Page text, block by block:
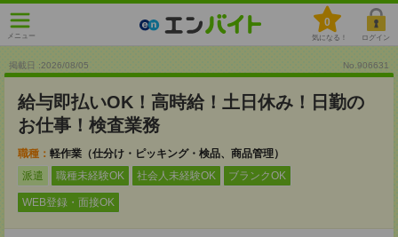
メニュー
0
気になる！ ログイン
掲載日 :2026/08/05 No.906631
給与即払いOK！高時給！土日休み！日勤の
お仕事！検査業務
職種： 軽作業（仕分け・ピッキング・検品、商品管理）
派遣
職種未経験OK 社会人未経験OK ブランクOK
WEB登録・面接OK